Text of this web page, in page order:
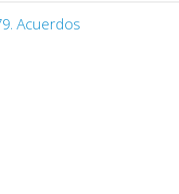
Acuerdos